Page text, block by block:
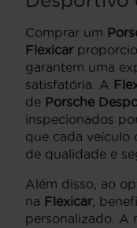
Comprar um
Flexicar
garantem uma
satisfatória. A
de Porsche
inspecionados
que cada veículo
de qualidade e
Além disso, ao
na Flexicar,
personalizado. A